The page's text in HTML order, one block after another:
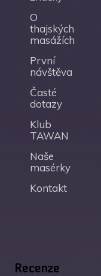
O
thajských
masážích
První
návštěva
Časté
dotazy
Klub
TAWAN
Naše
masérky
Kontakt
Recenze